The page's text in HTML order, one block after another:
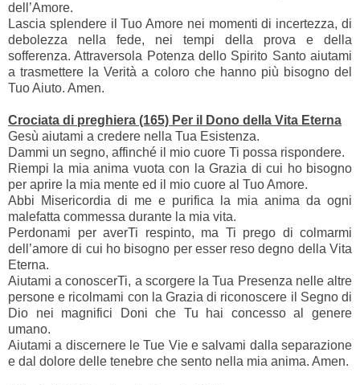
dell’Amore.
Lascia splendere il Tuo Amore nei momenti di incertezza, di
debolezza nella fede, nei tempi della prova e della
sofferenza. Attraversola Potenza dello Spirito Santo aiutami
a trasmettere la Verità a coloro che hanno più bisogno del
Tuo Aiuto. Amen.
Crociata di preghiera (165) Per il Dono della Vita Eterna
Gesù aiutami a credere nella Tua Esistenza.
Dammi un segno, affinché il mio cuore Ti possa rispondere.
Riempi la mia anima vuota con la Grazia di cui ho bisogno
per aprire la mia mente ed il mio cuore al Tuo Amore.
Abbi Misericordia di me e purifica la mia anima da ogni
malefatta commessa durante la mia vita.
Perdonami per averTi respinto, ma Ti prego di colmarmi
dell’amore di cui ho bisogno per esser reso degno della Vita
Eterna.
Aiutami a conoscerTi, a scorgere la Tua Presenza nelle altre
persone e ricolmami con la Grazia di riconoscere il Segno di
Dio nei magnifici Doni che Tu hai concesso al genere
umano.
Aiutami a discernere le Tue Vie e salvami dalla separazione
e dal dolore delle tenebre che sento nella mia anima. Amen.